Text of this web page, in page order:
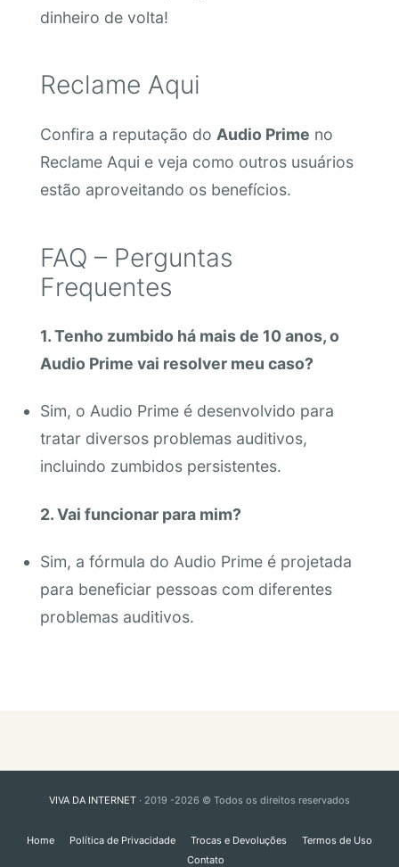
dinheiro de volta!
Reclame Aqui
Confira a reputação do Audio Prime no
Reclame Aqui e veja como outros usuários
estão aproveitando os benefícios.
FAQ – Perguntas
Frequentes
1. Tenho zumbido há mais de 10 anos, o
Audio Prime vai resolver meu caso?
Sim, o Audio Prime é desenvolvido para
tratar diversos problemas auditivos,
incluindo zumbidos persistentes.
2. Vai funcionar para mim?
Sim, a fórmula do Audio Prime é projetada
para beneficiar pessoas com diferentes
problemas auditivos.
VIVA DA INTERNET · 2019 -2026 © Todos os direitos reservados
Home Política de Privacidade Trocas e Devoluções
Termos de Uso
Contato